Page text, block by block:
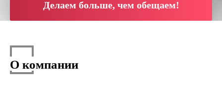
Делаем больше, чем обещаем!
Делаем больше, чем обещаем!
Делаем больше, чем обещаем!
О компании